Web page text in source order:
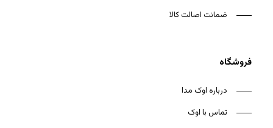
ضمانت اصالت کالا
فروشگاه
درباره اوک مدا
تماس با اوک